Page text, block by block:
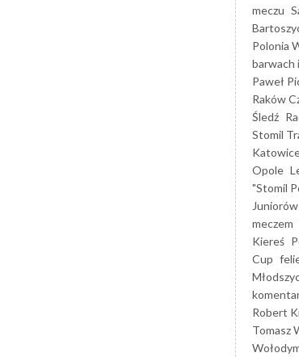
meczu
Polonia
barwach
Paweł
Raków
Śledź
Stomil
Opole
"Stomil
Juniorów
meczem
Kiereś
Cup
Robert
Tomasz